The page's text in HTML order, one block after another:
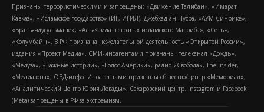
Признаны террористическими и запрещены: «Движение Талибан», «Имарат
Кавказ», «Исламское государство» (ИГ, ИГИЛ), Джебхад-ан-Нусра, «АУМ Синрике»,
«Братья-мусульмане», «Аль-Каида в странах исламского Магриба», «Сеть»,
«Колумбайн». В РФ признана нежелательной деятельность «Открытой России»,
издания «Проект Медиа». СМИ-иноагентами признаны: телеканал «Дождь»,
«Медуза», «Важные истории», «Голос Америки», радио «Свобода», The Insider,
«Медиазона», ОВД-инфо. Иноагентами признаны общество/центр «Мемориал»,
«Аналитический Центр Юрия Левады», Сахаровский центр. Instagram и Facebook
(Metа) запрещены в РФ за экстремизм.